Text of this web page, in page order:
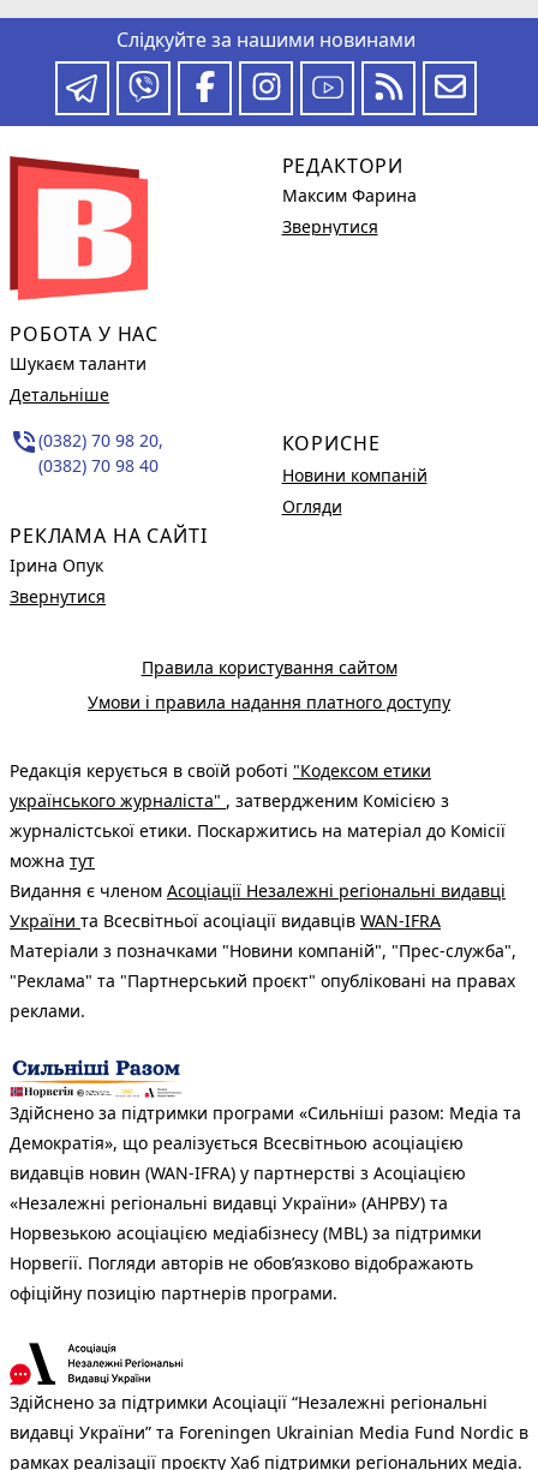
Слідкуйте за нашими новинами
РОБОТА У НАС
Шукаєм таланти
Детальніше
phone_in_talk(0382) 70 98 20,
(0382) 70 98 40
РЕКЛАМА НА САЙТІ
Ірина Опук
Звернутися
РЕДАКТОРИ
Максим Фарина
Звернутися
КОРИСНЕ
Новини компаній
Огляди
Правила користування сайтом
Умови і правила надання платного доступу
Редакція керується в своїй роботі "Кодексом етики
українського журналіста" , затвердженим Комісією з
журналістської етики. Поскаржитись на матеріал до Комісії
можна тут
Видання є членом Асоціації Незалежні регіональні видавці
України та Всесвітньої асоціації видавців WAN-IFRA
Матеріали з позначками "Новини компаній", "Прес-служба",
"Реклама" та "Партнерський проєкт" опубліковані на правах
реклами.
Здійснено за підтримки програми «Сильніші разом: Медіа та
Демократія», що реалізується Всесвітньою асоціацією
видавців новин (WAN-IFRA) у партнерстві з Асоціацією
«Незалежні регіональні видавці України» (АНРВУ) та
Норвезькою асоціацією медіабізнесу (MBL) за підтримки
Норвегії. Погляди авторів не обов’язково відображають
офіційну позицію партнерів програми.
Здійснено за підтримки Асоціації “Незалежні регіональні
видавці України” та Foreningen Ukrainian Media Fund Nordic в
рамках реалізації проєкту Хаб підтримки регіональних медіа.